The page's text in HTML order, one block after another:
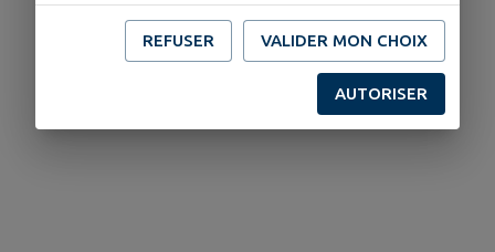
Le samedi : de 9h à 12h30
REFUSER VALIDER MON CHOIX
AUTORISER